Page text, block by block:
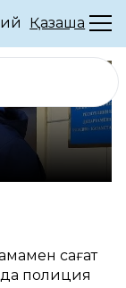
Қазақша
сағат
полиция